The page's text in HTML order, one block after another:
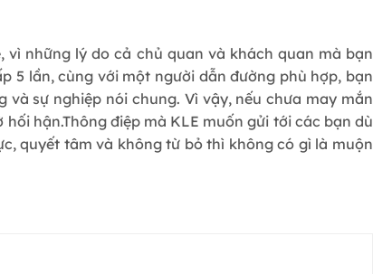
những lý do cả chủ quan và khách quan mà bạn
5 lần, cùng với một người dẫn đường phù hợp, bạn
sự nghiệp nói chung. Vì vậy, nếu chưa may mắn
hối hận.Thông điệp mà KLE muốn gửi tới các bạn dù
quyết tâm và không từ bỏ thì không có gì là muộn